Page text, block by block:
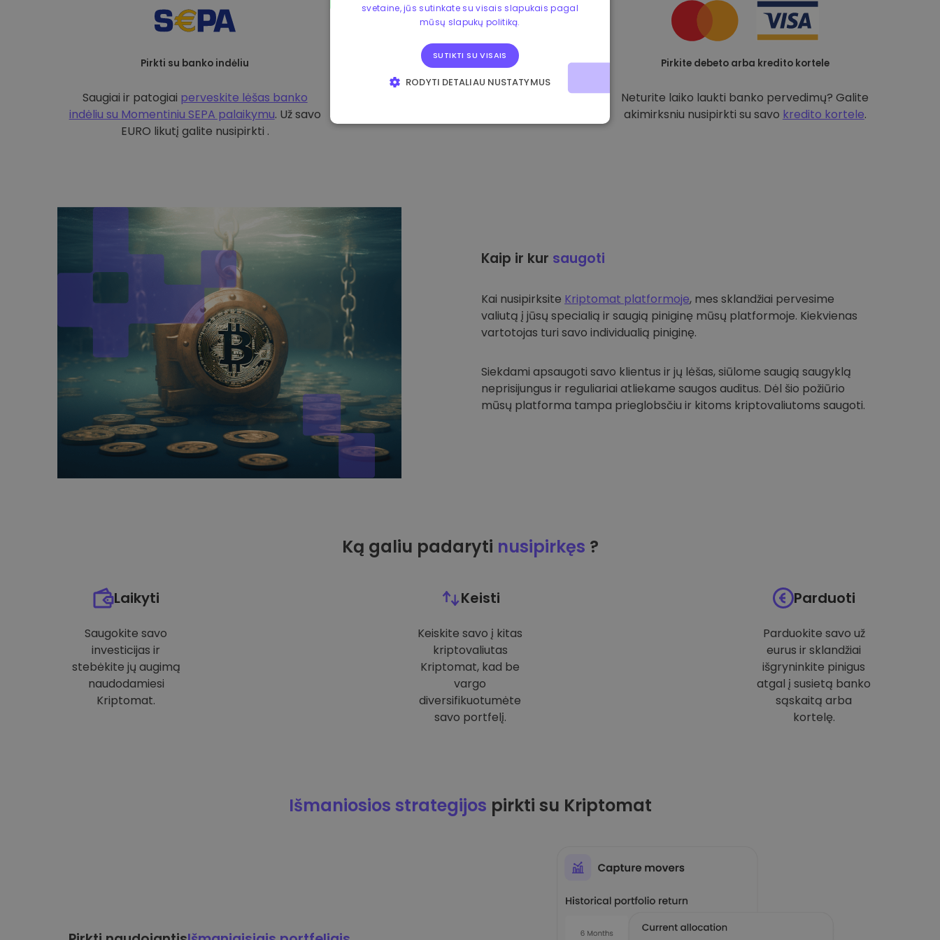
Pirkti su banko indėliu
Saugiai ir patogiai perveskite lėšas banko
indėliu su Momentiniu SEPA palaikymu. Už savo
EURO likutį galite nusipirkti .
Pirkite debeto arba kredito kortele
Neturite laiko laukti banko pervedimų? Galite
akimirksniu nusipirkti su savo kredito kortele.
Kaip ir kur saugoti
Kai nusipirksite Kriptomat platformoje, mes sklandžiai pervesime
valiutą į jūsų specialią ir saugią piniginę mūsų platformoje. Kiekvienas
vartotojas turi savo individualią piniginę.
Siekdami apsaugoti savo klientus ir jų lėšas, siūlome saugią saugyklą
neprisijungus ir reguliariai atliekame saugos auditus. Dėl šio požiūrio
mūsų platforma tampa prieglobsčiu ir kitoms kriptovaliutoms saugoti.
Ką galiu padaryti nusipirkęs ?
Laikyti
Saugokite savo
investicijas ir
stebėkite jų augimą
naudodamiesi
Kriptomat.
Keisti
Keiskite savo į kitas
kriptovaliutas
Kriptomat, kad be
vargo
diversifikuotumėte
savo portfelį.
Parduoti
Parduokite savo už
eurus ir sklandžiai
išgryninkite pinigus
atgal į susietą banko
sąskaitą arba
kortelę.
Išmaniosios strategijos pirkti su Kriptomat
svetaine, jūs sutinkate su visais slapukais pagal
mūsų slapukų politiką.
SUTIKTI SU VISAIS
RODYTI DETALIAU NUSTATYMUS